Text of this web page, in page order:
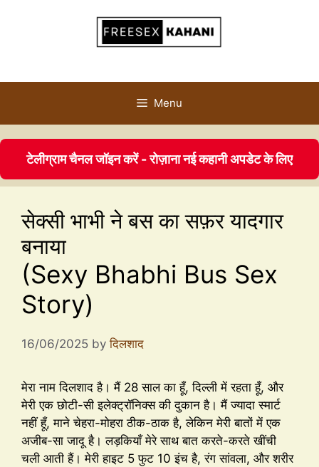
Menu
टेलीग्राम चैनल जॉइन करें - रोज़ाना नई कहानी अपडेट के लिए
सेक्सी भाभी ने बस का सफ़र यादगार
बनाया
(Sexy Bhabhi Bus Sex
Story)
16/06/2025 byदिलशाद
मेरा नाम दिलशाद है। मैं 28 साल का हूँ, दिल्ली में रहता हूँ, और
मेरी एक छोटी-सी इलेक्ट्रॉनिक्स की दुकान है। मैं ज्यादा स्मार्ट
नहीं हूँ, माने चेहरा-मोहरा ठीक-ठाक है, लेकिन मेरी बातों में एक
अजीब-सा जादू है। लड़कियाँ मेरे साथ बात करते-करते खींची
चली आती हैं। मेरी हाइट 5 फुट 10 इंच है, रंग सांवला, और शरीर